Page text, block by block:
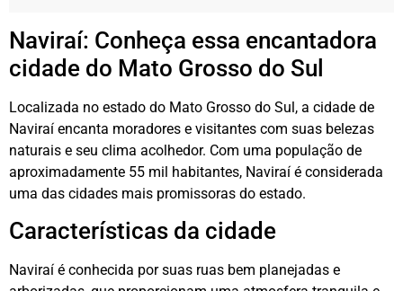
Naviraí: Conheça essa encantadora
cidade do Mato Grosso do Sul
Localizada no estado do Mato Grosso do Sul, a cidade de
Naviraí encanta moradores e visitantes com suas belezas
naturais e seu clima acolhedor. Com uma população de
aproximadamente 55 mil habitantes, Naviraí é considerada
uma das cidades mais promissoras do estado.
Características da cidade
Naviraí é conhecida por suas ruas bem planejadas e